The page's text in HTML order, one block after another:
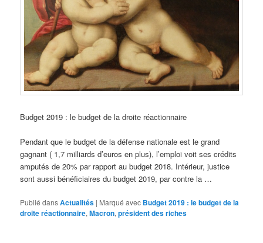
Budget 2019 : le budget de la droite réactionnaire
Pendant que le budget de la défense nationale est le grand
gagnant ( 1,7 milliards d’euros en plus), l’emploi voit ses crédits
amputés de 20% par rapport au budget 2018. Intérieur, justice
sont aussi bénéficiaires du budget 2019, par contre la …
Publié dansActualités | Marqué avec Budget 2019 : le budget de la
droite réactionnaire,Macron,président des riches